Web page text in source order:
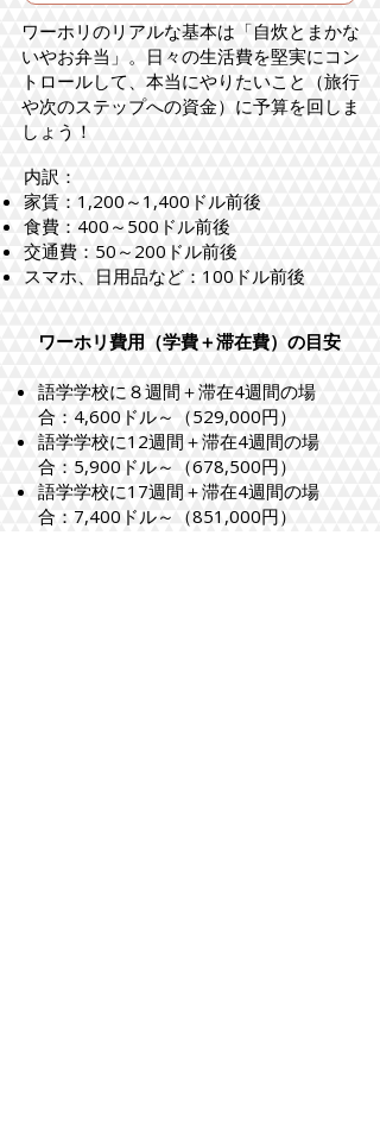
ワーホリのリアルな基本は「自炊とまかな
いやお弁当」。日々の生活費を堅実にコン
トロールして、本当にやりたいこと（旅行
や次のステップへの資金）に予算を回しま
しょう！
内訳：
家賃：1,200～1,400ドル前後
食費：400～500ドル前後
交通費：50～200ドル前後
​スマホ、日用品など：100ドル前後
ワーホリ費用（学費＋滞在費）の目安
語学学校に８週間＋滞在4週間の場
合：4,600ドル～（529,000円）
語学学校に12週間＋滞在4週間の場
合：5,900ドル～（678,500円）
語学学校に17週間＋滞在4週間の場
合：7,400ドル～（851,000円）